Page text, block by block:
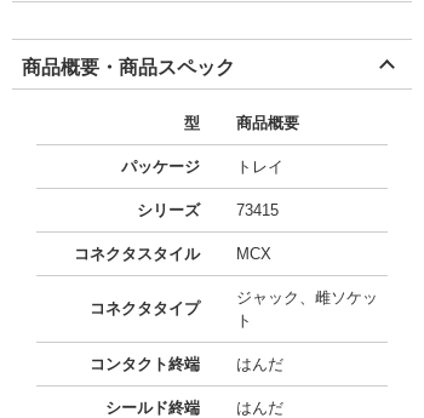
商品概要・商品スペック
型 商品概要
パッケージ トレイ
シリーズ 73415
コネクタスタイル MCX
コネクタタイプ
ジャック、雌ソケッ
ト
コンタクト終端 はんだ
シールド終端 はんだ